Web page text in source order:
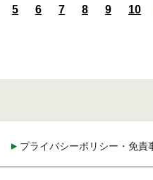
5 6 7 8 9 10
プライバシーポリシー・免責